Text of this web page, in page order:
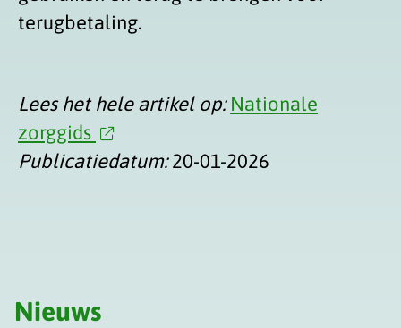
terugbetaling.
Lees het hele artikel op: Nationale
zorggids
Publicatiedatum:20-01-2026
Nieuws